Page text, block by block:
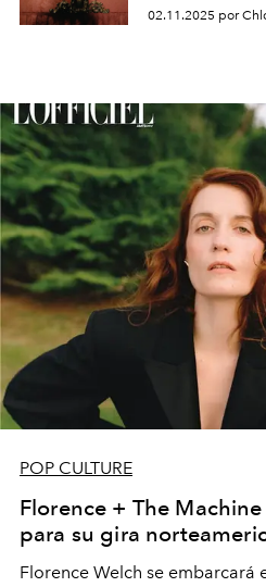
02.11.2025 por
POP CULTURE
Florence + The
para su gira
Florence Welch se embarcará